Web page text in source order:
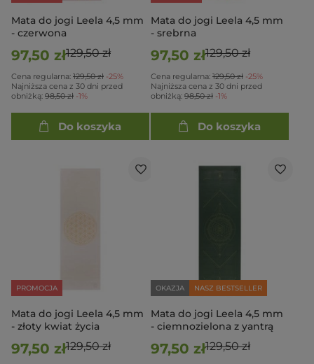
Mata do jogi Leela 4,5 mm
- czerwona
97,50 zł129,50 zł
Cena regularna: 129,50 zł -25%
Najniższa cena z 30 dni przed
obniżką: 98,50 zł -1%
Do koszyka
Mata do jogi Leela 4,5 mm
- srebrna
97,50 zł129,50 zł
Cena regularna: 129,50 zł -25%
Najniższa cena z 30 dni przed
obniżką: 98,50 zł -1%
Do koszyka
PROMOCJA
Mata do jogi Leela 4,5 mm
- złoty kwiat życia
97,50 zł129,50 zł
OKAZJA NASZ BESTSELLER
Mata do jogi Leela 4,5 mm
- ciemnozielona z yantrą
97,50 zł129,50 zł